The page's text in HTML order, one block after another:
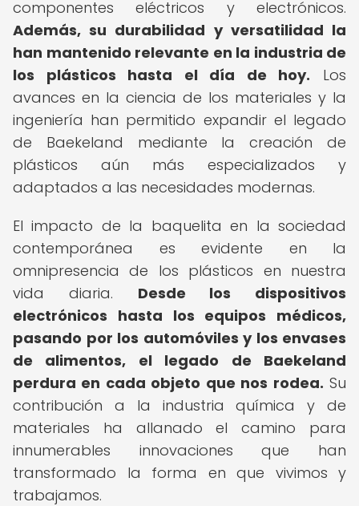
componentes eléctricos y electrónicos.
Además, su durabilidad y versatilidad la
han mantenido relevante en la industria de
los plásticos hasta el día de hoy. Los
avances en la ciencia de los materiales y la
ingeniería han permitido expandir el legado
de Baekeland mediante la creación de
plásticos aún más especializados y
adaptados a las necesidades modernas.
El impacto de la baquelita en la sociedad
contemporánea es evidente en la
omnipresencia de los plásticos en nuestra
vida diaria. Desde los dispositivos
electrónicos hasta los equipos médicos,
pasando por los automóviles y los envases
de alimentos, el legado de Baekeland
perdura en cada objeto que nos rodea. Su
contribución a la industria química y de
materiales ha allanado el camino para
innumerables innovaciones que han
transformado la forma en que vivimos y
trabajamos.